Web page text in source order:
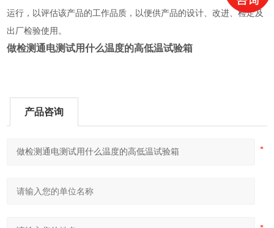
运行，以评估该产品的工作品质，以便供产品的设计、改进、检定及
出厂检验使用。
做检测通电测试用什么温度的高低温试验箱
产品咨询